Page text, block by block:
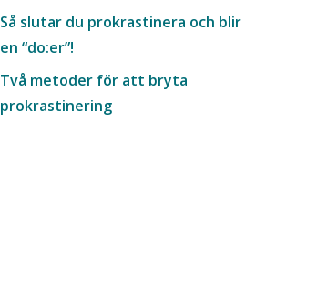
Så slutar du prokrastinera och blir
en “do:er”!
Två metoder för att bryta
prokrastinering